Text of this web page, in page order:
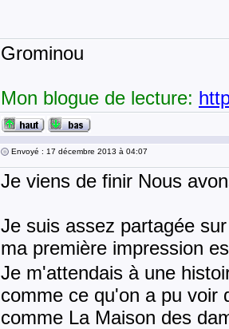
Grominou
Mon blogue de lecture:
Envoyé : 17 décembre 2013 à 04:07
Je viens de finir Nous
Je suis assez partagée
ma première impression
Je m'attendais à une
comme ce qu'on a pu voir
comme La Maison des